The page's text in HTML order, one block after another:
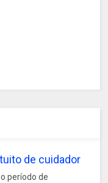
de cuidador
período de